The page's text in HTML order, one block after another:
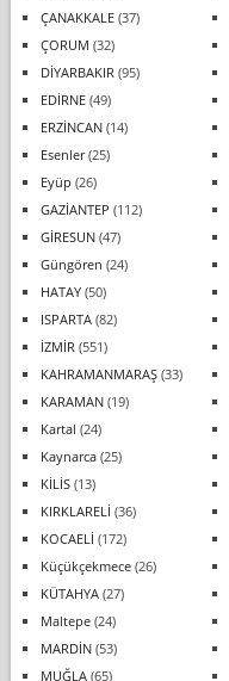
ÇANAKKALE(37)
ÇORUM (32)
DİYARBAKIR (95)
EDİRNE(49)
ERZİNCAN(14)
Esenler(25)
Eyüp (26)
GAZİANTEP (112)
GİRESUN(47)
Güngören (24)
HATAY(50)
ISPARTA(82)
İZMİR (551)
KAHRAMANMARAŞ(33)
KARAMAN(19)
Kartal (24)
Kaynarca(25)
KİLİS(13)
KIRKLARELİ (36)
KOCAELİ (172)
Küçükçekmece(26)
KÜTAHYA(27)
Maltepe(24)
MARDİN(53)
MUĞLA(65)